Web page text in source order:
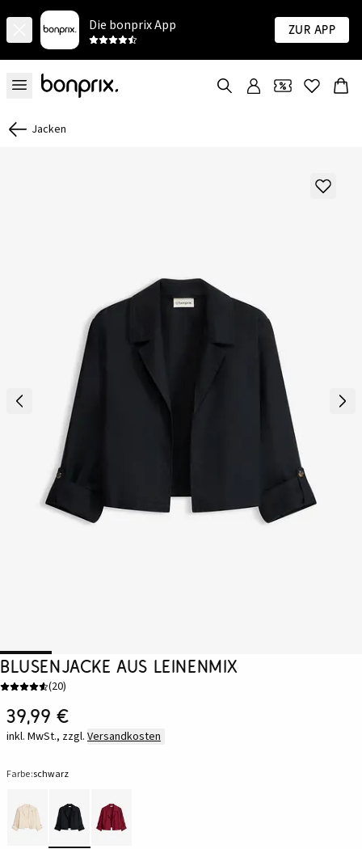
Die bonprix App Zur App
Jacken
Blusenjacke aus Leinenmix
(20)
39,99 €
inkl. MwSt., zzgl. Versandkosten
Farbe:schwarz